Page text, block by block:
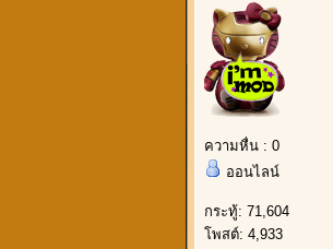
ความหื่น : 0
ออนไลน์
กระทู้: 71,604
โพสต์: 4,933